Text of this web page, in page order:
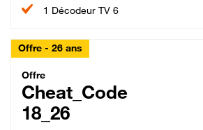
1 Décodeur TV 6
Offre - 26 ans
Cheat_Code
Offre
Cheat_Code
18_26